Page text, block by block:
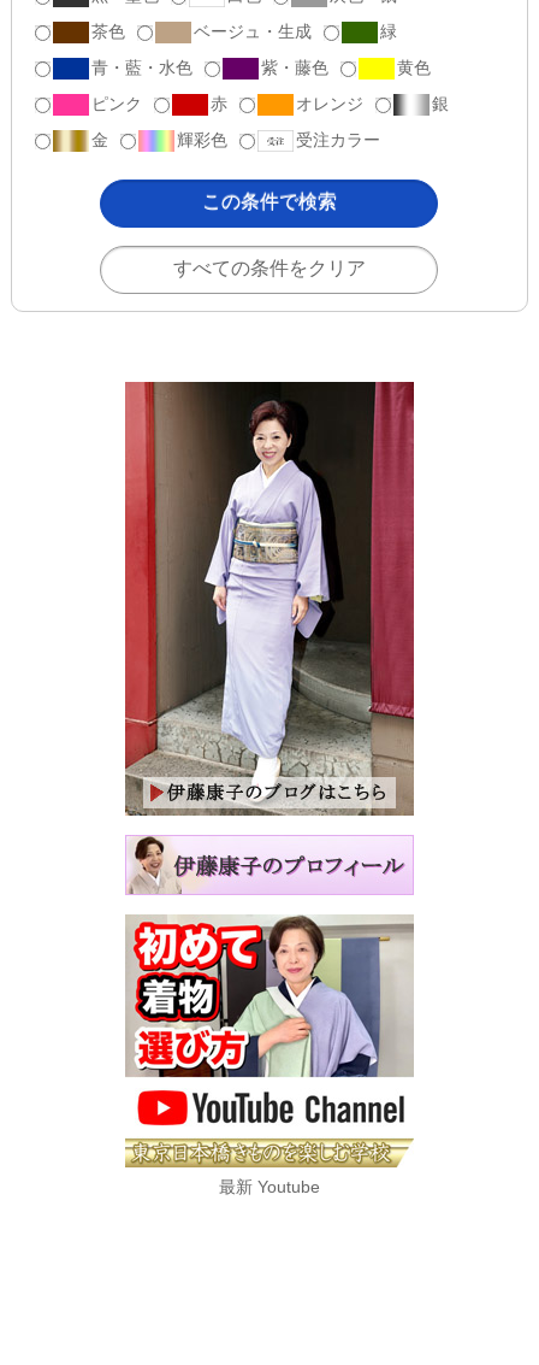
茶色
ベージュ・生成
緑
青・藍・水色
紫・藤色
黄色
ピンク
赤 オレンジ
銀
金
輝彩色 受注カラー
最新 Youtube